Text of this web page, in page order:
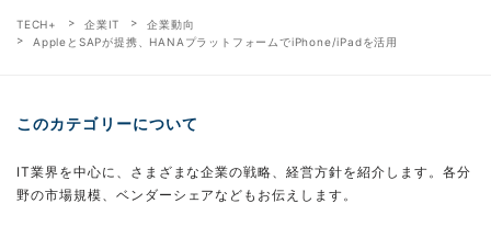
TECH+ 企業IT
企業動向
AppleとSAPが提携、HANAプラットフォームでiPhone/iPadを活用
このカテゴリーについて
IT業界を中心に、さまざまな企業の戦略、経営方針を紹介します。各分
野の市場規模、ベンダーシェアなどもお伝えします。